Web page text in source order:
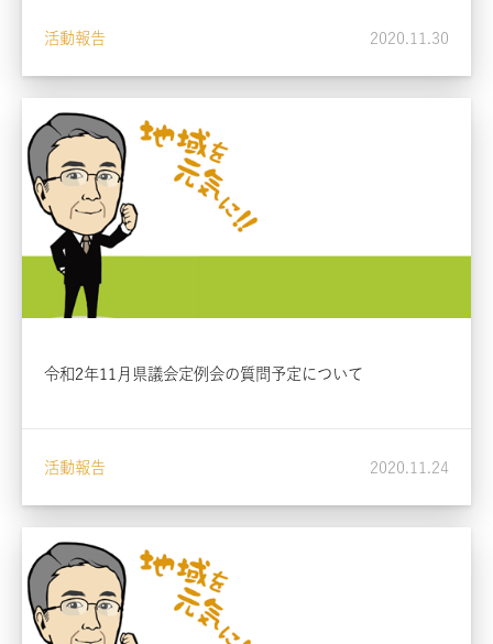
活動報告 2020.11.30
令和2年11月県議会定例会の質問予定について
活動報告 2020.11.24